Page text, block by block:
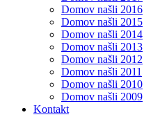
Domov našli 2016
Domov našli 2015
Domov našli 2014
Domov našli 2013
Domov našli 2012
Domov našli 2011
Domov našli 2010
Domov našli 2009
Kontakt